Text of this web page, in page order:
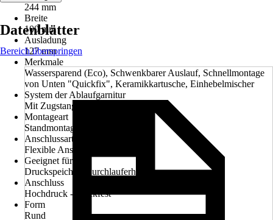
244 mm
Breite
100 mm
Ausladung
127 mm
Merkmale
Wassersparend (Eco), Schwenkbarer Auslauf, Schnellmontage
von Unten "Quickfix", Keramikkartusche, Einhebelmischer
System der Ablaufgarnitur
Mit Zugstange
Montageart
Standmontage
Anschlussart
Flexible Anschlussschläuche 3/8"
Geeignet für
Druckspeicher, Durchlauferhitzer
Anschluss
Hochdruck - druckfest
Form
Rund
Datenblätter
Bereich überspringen